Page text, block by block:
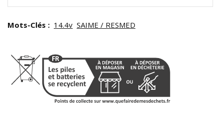
Mots-Clés : 14.4v SAIME / RESMED